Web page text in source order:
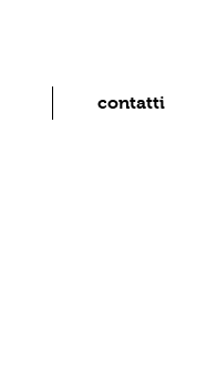
contatti